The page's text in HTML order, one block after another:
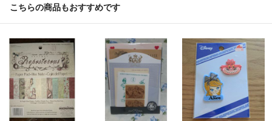
こちらの商品もおすすめです